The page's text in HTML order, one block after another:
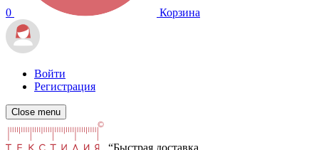
0 Корзина
Войти
Регистрация
Close menu
“Быстрая доставка